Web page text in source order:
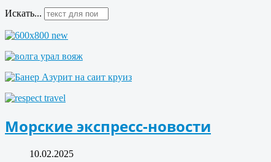
Искать...
Морские экспресс-новости
10.02.2025